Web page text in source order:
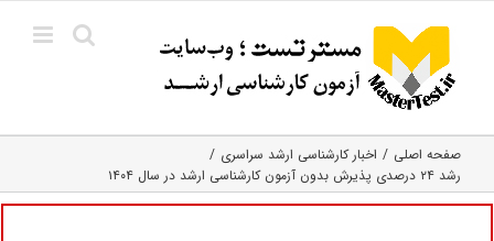
content
صفحه اصلی
اخبار کارشناسی ارشد سراسری
رشد ۲۴ درصدی پذیرش بدون آزمون کارشناسی ارشد در سال ۱۴۰۴